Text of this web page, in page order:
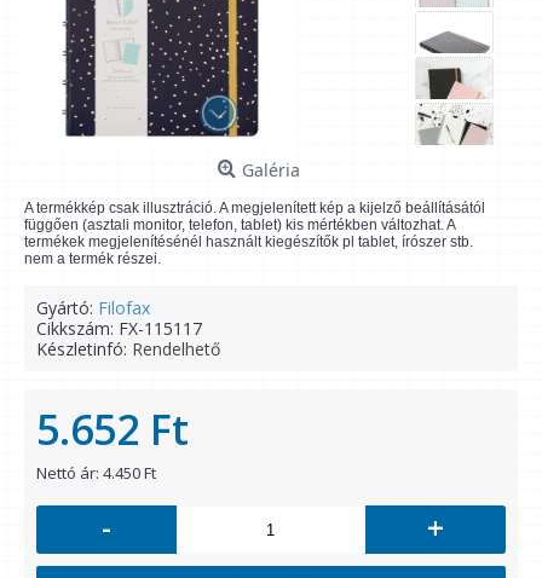
Galéria
A termékkép csak illusztráció. A megjelenített kép a kijelző beállításától
függően (asztali monitor, telefon, tablet) kis mértékben változhat. A
termékek megjelenítésénél használt kiegészítők pl tablet, írószer stb.
nem a termék részei.
Gyártó: Filofax
Cikkszám: FX-115117
Készletinfó: Rendelhető
5.652 Ft
Nettó ár: 4.450 Ft
- +